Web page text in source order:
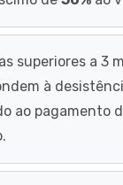
superiores a 3
à
ao pagamento